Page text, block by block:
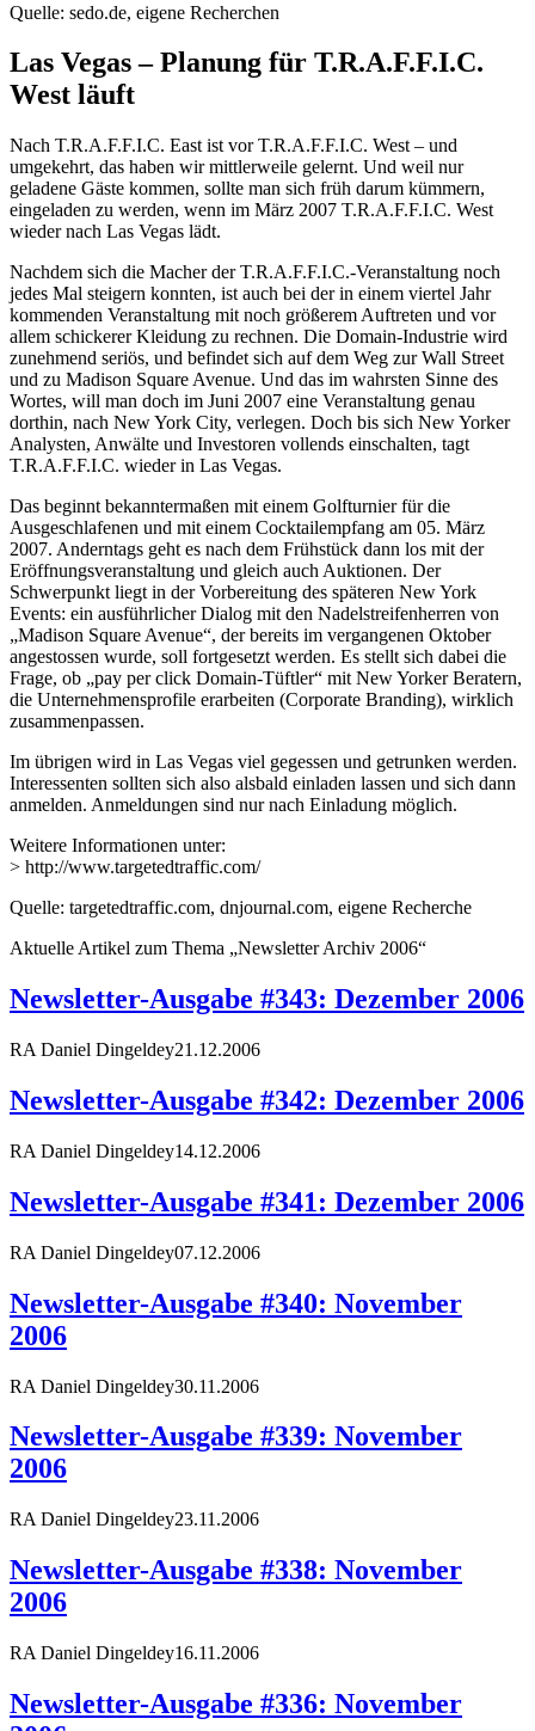
Quelle: sedo.de, eigene Recherchen
Las Vegas – Planung für T.R.A.F.F.I.C.
West läuft
Nach T.R.A.F.F.I.C. East ist vor T.R.A.F.F.I.C. West – und
umgekehrt, das haben wir mittlerweile gelernt. Und weil nur
geladene Gäste kommen, sollte man sich früh darum kümmern,
eingeladen zu werden, wenn im März 2007 T.R.A.F.F.I.C. West
wieder nach Las Vegas lädt.
Nachdem sich die Macher der T.R.A.F.F.I.C.-Veranstaltung noch
jedes Mal steigern konnten, ist auch bei der in einem viertel Jahr
kommenden Veranstaltung mit noch größerem Auftreten und vor
allem schickerer Kleidung zu rechnen. Die Domain-Industrie wird
zunehmend seriös, und befindet sich auf dem Weg zur Wall Street
und zu Madison Square Avenue. Und das im wahrsten Sinne des
Wortes, will man doch im Juni 2007 eine Veranstaltung genau
dorthin, nach New York City, verlegen. Doch bis sich New Yorker
Analysten, Anwälte und Investoren vollends einschalten, tagt
T.R.A.F.F.I.C. wieder in Las Vegas.
Das beginnt bekanntermaßen mit einem Golfturnier für die
Ausgeschlafenen und mit einem Cocktailempfang am 05. März
2007. Anderntags geht es nach dem Frühstück dann los mit der
Eröffnungsveranstaltung und gleich auch Auktionen. Der
Schwerpunkt liegt in der Vorbereitung des späteren New York
Events: ein ausführlicher Dialog mit den Nadelstreifenherren von
„Madison Square Avenue“, der bereits im vergangenen Oktober
angestossen wurde, soll fortgesetzt werden. Es stellt sich dabei die
Frage, ob „pay per click Domain-Tüftler“ mit New Yorker Beratern,
die Unternehmensprofile erarbeiten (Corporate Branding), wirklich
zusammenpassen.
Im übrigen wird in Las Vegas viel gegessen und getrunken werden.
Interessenten sollten sich also alsbald einladen lassen und sich dann
anmelden. Anmeldungen sind nur nach Einladung möglich.
Weitere Informationen unter:
> http://www.targetedtraffic.com/
Quelle: targetedtraffic.com, dnjournal.com, eigene Recherche
Aktuelle Artikel zum Thema „Newsletter Archiv 2006“
Newsletter-Ausgabe #343: Dezember 2006
RA Daniel Dingeldey21.12.2006
Newsletter-Ausgabe #342: Dezember 2006
RA Daniel Dingeldey14.12.2006
Newsletter-Ausgabe #341: Dezember 2006
RA Daniel Dingeldey07.12.2006
Newsletter-Ausgabe #340: November
2006
RA Daniel Dingeldey30.11.2006
Newsletter-Ausgabe #339: November
2006
RA Daniel Dingeldey23.11.2006
Newsletter-Ausgabe #338: November
2006
RA Daniel Dingeldey16.11.2006
Newsletter-Ausgabe #336: November